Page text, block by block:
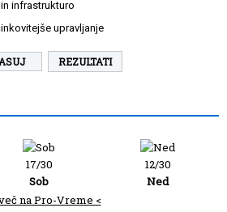
infrastrukturo
upravljanje
REZULTATI
17/30
Sob
12/30
Ned
na Pro-Vreme <